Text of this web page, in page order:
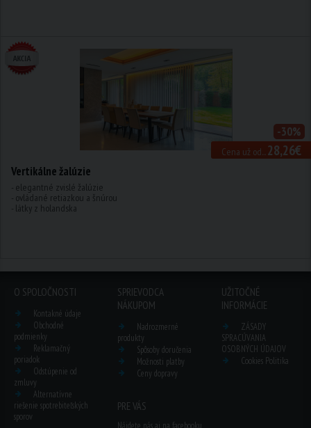
Cena už od...28,26€
-30%
Vertikálne žalúzie
- elegantné zvislé žalúzie
- ovládané retiazkou a šnúrou
- látky z holandska
O SPOLOČNOSTI
Kontakné údaje
Obchodné
podmienky
Reklamačný
poriadok
Odstúpenie od
zmluvy
Alternatívne
riešenie spotrebiteľských
sporov
SPRIEVODCA
NÁKUPOM
Nadrozmerné
produkty
Spôsoby doručenia
Možnosti platby
Ceny dopravy
UŽITOČNÉ
INFORMÁCIE
ZÁSADY
SPRACÚVANIA
OSOBNÝCH ÚDAJOV
Cookies Politika
PRE VÁS
Nájdete nás aj na facebooku